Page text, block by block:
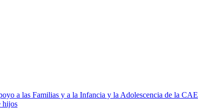
a las Familias y a la Infancia y la Adolescencia de la CAE
hijos